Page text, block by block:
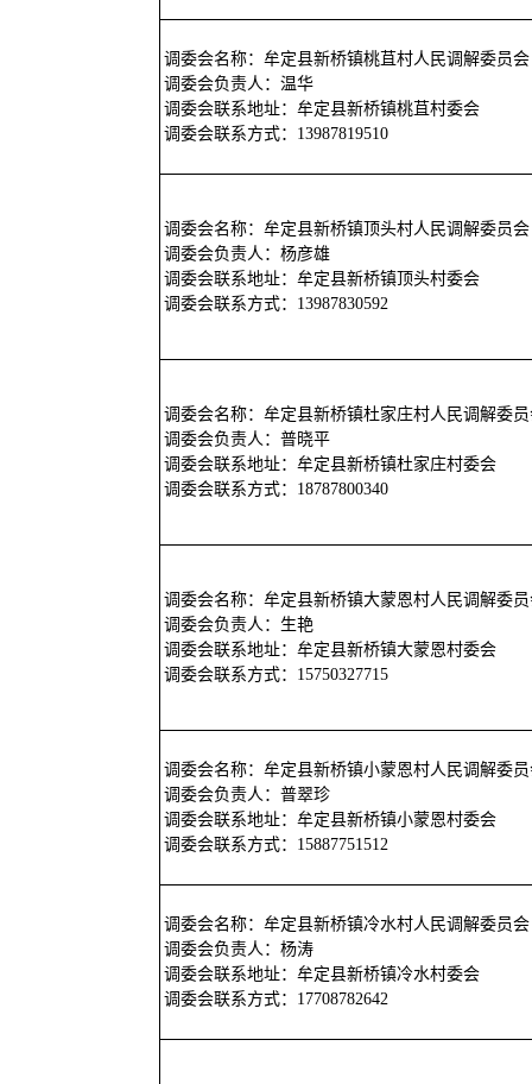
调委会名称：牟定县新桥镇桃苴村人民调解委员会
调委会负责人：温华
调委会联系地址：牟定县新桥镇桃苴村委会
调委会联系方式：13987819510
调委会名称：牟定县新桥镇顶头村人民调解委员会
调委会负责人：杨彦雄
调委会联系地址：牟定县新桥镇顶头村委会
调委会联系方式：13987830592
调委会名称：牟定县新桥镇杜家庄村人民调解委
调委会负责人：普晓平
调委会联系地址：牟定县新桥镇杜家庄村委会
调委会联系方式：18787800340
调委会名称：牟定县新桥镇大蒙恩村人民调解委
调委会负责人：生艳
调委会联系地址：牟定县新桥镇大蒙恩村委会
调委会联系方式：15750327715
调委会名称：牟定县新桥镇小蒙恩村人民调解委
调委会负责人：普翠珍
调委会联系地址：牟定县新桥镇小蒙恩村委会
调委会联系方式：15887751512
调委会名称：牟定县新桥镇冷水村人民调解委员会
调委会负责人：杨涛
调委会联系地址：牟定县新桥镇冷水村委会
调委会联系方式：17708782642